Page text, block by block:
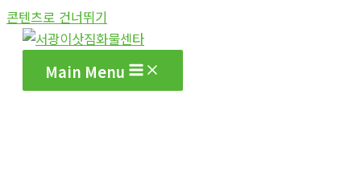
콘텐츠로 건너뛰기
Main Menu